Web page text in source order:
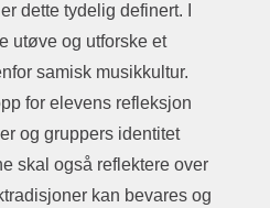
dette tydelig definert. I
utøve og utforske et
samisk musikkultur.
for elevens refleksjon
og gruppers identitet
skal også reflektere over
kan bevares og